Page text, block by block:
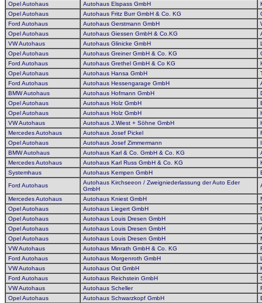
Opel Autohaus
Autohaus Elspass GmbH
Opel Autohaus
Autohaus Fritz Burr GmbH & Co. KG
Ford Autohaus
Autohaus Gerstmann GmbH
Opel Autohaus
Autohaus Giessen GmbH & Co.KG
VW Autohaus
Autohaus Glinicke GmbH
Opel Autohaus
Autohaus Greiner GmbH & Co. KG
Ford Autohaus
Autohaus Grethel GmbH & Co KG
Opel Autohaus
Autohaus Hansa GmbH
Ford Autohaus
Autohaus Hessengarage GmbH
BMW Autohaus
Autohaus Hofmann GmbH
Opel Autohaus
Autohaus Holz GmbH
Opel Autohaus
Autohaus Holz GmbH
VW Autohaus
Autohaus J.Wiest + Söhne GmbH
Mercedes Autohaus
Autohaus Josef Pickel
Opel Autohaus
Autohaus Josef Zimmermann
BMW Autohaus
Autohaus Karl & Co. GmbH & Co. KG
Mercedes Autohaus
Autohaus Karl Russ GmbH & Co. KG
Systemhaus
Autohaus Kempen GmbH
Ford Autohaus
Autohaus Kirchseeon / Zweigniederlassung der Auto Eder
GmbH
Mercedes Autohaus Autohaus Kniest GmbH
Opel Autohaus
Autohaus Liegert GmbH
Opel Autohaus
Autohaus Louis Dresen GmbH
Opel Autohaus
Autohaus Louis Dresen GmbH
Opel Autohaus
Autohaus Louis Dresen GmbH
VW Autohaus
Autohaus Minrath GmbH & Co. KG
Ford Autohaus
Autohaus Morgenroth GmbH
VW Autohaus
Autohaus Ost GmbH
Ford Autohaus
Autohaus Reichstein GmbH
VW Autohaus
Autohaus Scheller
Opel Autohaus
Autohaus Schwarzkopf GmbH